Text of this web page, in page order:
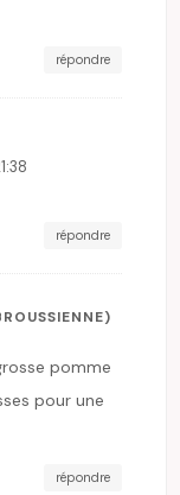
répondre
répondre
pomme
pour une
répondre